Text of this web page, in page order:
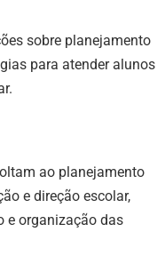
sobre planejamento
para atender alunos
ao planejamento
e direção escolar,
e organização das